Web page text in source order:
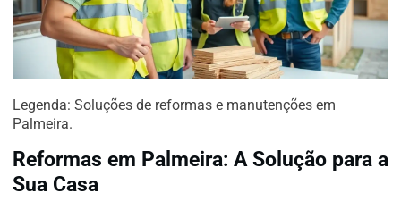
Legenda: Soluções de reformas e manutenções em
Palmeira.
Reformas em Palmeira: A Solução para a
Sua Casa